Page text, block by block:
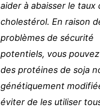
aider à abaisser le taux
cholestérol. En raison
problèmes de sécurité
potentiels, vous
des protéines de soja
génétiquement
éviter de les utiliser